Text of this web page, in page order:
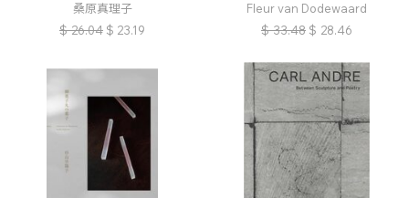
桑原真理子
$ 26.04 $ 23.19
Fleur van Dodewaard
$ 33.48 $ 28.46